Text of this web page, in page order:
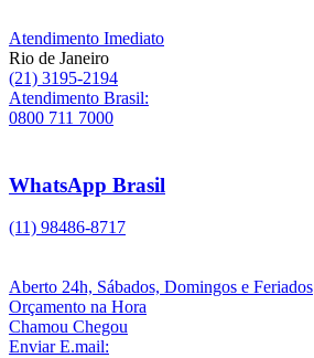
Atendimento Imediato
Rio de Janeiro
(21) 3195-2194
Atendimento Brasil:
0800 711 7000
WhatsApp Brasil
(11) 98486-8717
Aberto 24h, Sábados, Domingos e Feriados
Orçamento na Hora
Chamou Chegou
Enviar E.mail: